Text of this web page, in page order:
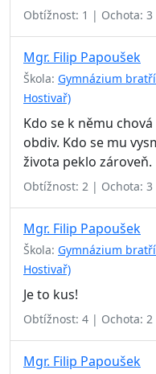
Obtížnost: 1 | Ochota: 3
Mgr. Filip Papoušek
Škola: Gymnázium bratří
Hostivař)
Kdo se k němu
obdiv. Kdo se mu
života peklo zároveň.
Obtížnost: 2 | Ochota: 3
Mgr. Filip Papoušek
Škola: Gymnázium bratří
Hostivař)
Je to kus!
Obtížnost: 4 | Ochota: 2
Mgr. Filip Papoušek